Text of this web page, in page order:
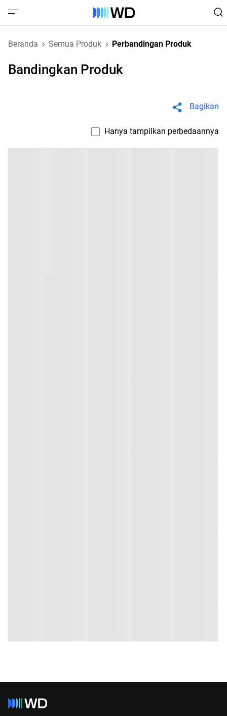
Beranda Semua Produk Perbandingan Produk
Bandingkan Produk
Bagikan
Hanya tampilkan perbedaannya